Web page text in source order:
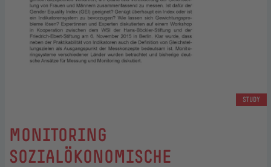
STUDY
:
MONITORING
SOZIALÖKONOMISCHE